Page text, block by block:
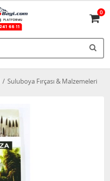
0
Suluboya Fırçası & Malzemeleri